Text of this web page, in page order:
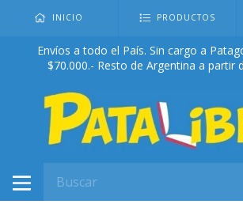
INICIO PRODUCTOS
Envíos a todo el País. Sin cargo a
$70.000.- Resto de Argentina a partir